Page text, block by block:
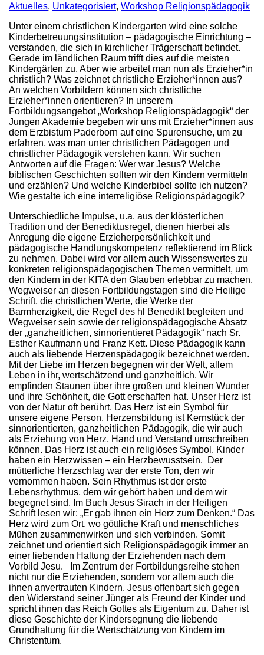
Aktuelles, Unkategorisiert, Workshop Religionspädagogik
Unter einem christlichen Kindergarten wird eine solche
Kinderbetreuungsinstitution – pädagogische Einrichtung –
verstanden, die sich in kirchlicher Trägerschaft befindet.
Gerade im ländlichen Raum trifft dies auf die meisten
Kindergärten zu. Aber wie arbeitet man nun als Erzieher*in
christlich? Was zeichnet christliche Erzieher*innen aus?
An welchen Vorbildern können sich christliche
Erzieher*innen orientieren? In unserem
Fortbildungsangebot „Workshop Religionspädagogik“ der
Jungen Akademie begeben wir uns mit Erzieher*innen aus
dem Erzbistum Paderborn auf eine Spurensuche, um zu
erfahren, was man unter christlichen Pädagogen und
christlicher Pädagogik verstehen kann. Wir suchen
Antworten auf die Fragen: Wer war Jesus? Welche
biblischen Geschichten sollten wir den Kindern vermitteln
und erzählen? Und welche Kinderbibel sollte ich nutzen?
Wie gestalte ich eine interreligiöse Religionspädagogik?
Unterschiedliche Impulse, u.a. aus der klösterlichen
Tradition und der Benediktusregel, dienen hierbei als
Anregung die eigene Erzieherpersönlichkeit und
pädagogische Handlungskompetenz reflektierend im Blick
zu nehmen. Dabei wird vor allem auch Wissenswertes zu
konkreten religionspädagogischen Themen vermittelt, um
den Kindern in der KITA den Glauben erlebbar zu machen.
Wegweiser an diesen Fortbildungstagen sind die Heilige
Schrift, die christlichen Werte, die Werke der
Barmherzigkeit, die Regel des hl Benedikt begleiten und
Wegweiser sein sowie der religionspädagogische Absatz
der „ganzheitlichen, sinnorientieret Pädagogik“ nach Sr.
Esther Kaufmann und Franz Kett. Diese Pädagogik kann
auch als liebende Herzenspädagogik bezeichnet werden.
Mit der Liebe im Herzen begegnen wir der Welt, allem
Leben in ihr, wertschätzend und ganzheitlich. Wir
empfinden Staunen über ihre großen und kleinen Wunder
und ihre Schönheit, die Gott erschaffen hat. Unser Herz ist
von der Natur oft berührt. Das Herz ist ein Symbol für
unsere eigene Person. Herzensbildung ist Kernstück der
sinnorientierten, ganzheitlichen Pädagogik, die wir auch
als Erziehung von Herz, Hand und Verstand umschreiben
können. Das Herz ist auch ein religiöses Symbol. Kinder
haben ein Herzwissen – ein Herzbewusstsein. Der
mütterliche Herzschlag war der erste Ton, den wir
vernommen haben. Sein Rhythmus ist der erste
Lebensrhythmus, dem wir gehört haben und dem wir
begegnet sind. Im Buch Jesus Sirach in der Heiligen
Schrift lesen wir: „Er gab ihnen ein Herz zum Denken.“ Das
Herz wird zum Ort, wo göttliche Kraft und menschliches
Mühen zusammenwirken und sich verbinden. Somit
zeichnet und orientiert sich Religionspädagogik immer an
einer liebenden Haltung der Erziehenden nach dem
Vorbild Jesu. Im Zentrum der Fortbildungsreihe stehen
nicht nur die Erziehenden, sondern vor allem auch die
ihnen anvertrauten Kindern. Jesus offenbart sich gegen
den Widerstand seiner Jünger als Freund der Kinder und
spricht ihnen das Reich Gottes als Eigentum zu. Daher ist
diese Geschichte der Kindersegnung die liebende
Grundhaltung für die Wertschätzung von Kindern im
Christentum.